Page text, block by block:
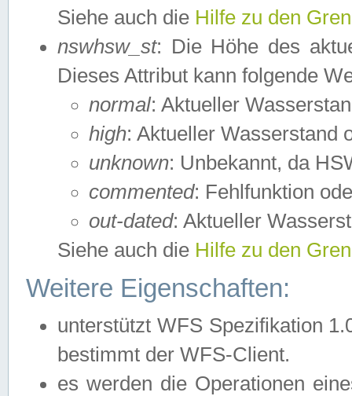
Siehe auch die Hilfe zu den
nswhsw_st: Die Höhe des
Dieses Attribut kann folgende
normal: Aktueller
high: Aktueller Wasserstand
unknown: Unbekannt, da
commented: Fehlfunktion
out-dated: Aktueller
Siehe auch die Hilfe zu den
Weitere Eigenschaften:
unterstützt WFS Spezifikation
bestimmt der WFS-Client.
es werden die Operationen